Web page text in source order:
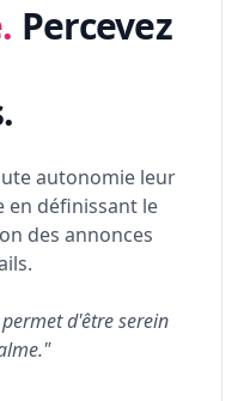
Percevez
autonomie leur
définissant le
des annonces
d'être serein